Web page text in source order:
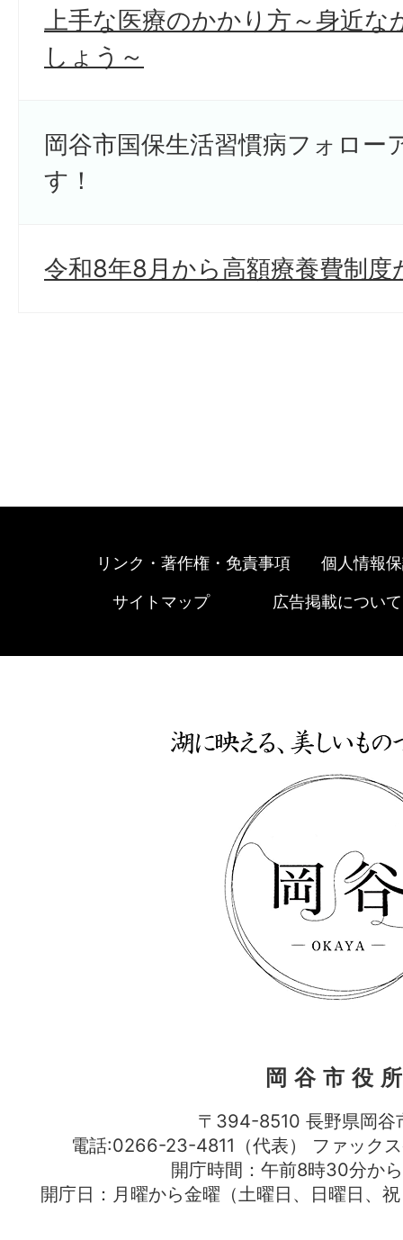
上手な医療のかかり方～身近な
しょう～
岡谷市国保生活習慣病フォロー
す！
令和8年8月から高額療養費制度
リンク・著作権・免責事項 個人情報
サイトマップ 広告掲載について
岡谷市役
〒394-8510 長野県岡谷
電話:0266-23-4811（代表） ファッ
開庁時間：午前8時30分か
開庁日：月曜から金曜（土曜日、日曜日、